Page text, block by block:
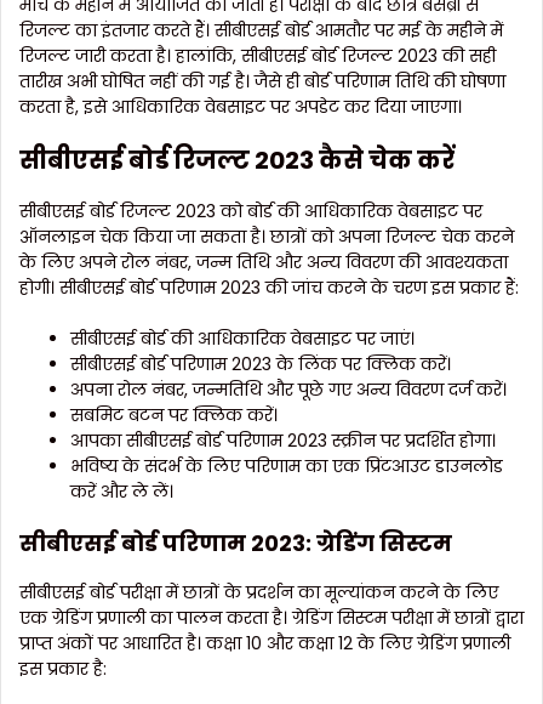
मार्च के महीने में आयोजित की जाती हैं। परीक्षा के बाद छात्र बेसब्री से
रिजल्ट का इंतजार करते हैं। सीबीएसई बोर्ड आमतौर पर मई के महीने में
रिजल्ट जारी करता है। हालांकि, सीबीएसई बोर्ड रिजल्ट 2023 की सही
तारीख अभी घोषित नहीं की गई है। जैसे ही बोर्ड परिणाम तिथि की घोषणा
करता है, इसे आधिकारिक वेबसाइट पर अपडेट कर दिया जाएगा।
सीबीएसई बोर्ड रिजल्ट 2023 कैसे चेक करें
सीबीएसई बोर्ड रिजल्ट 2023 को बोर्ड की आधिकारिक वेबसाइट पर
ऑनलाइन चेक किया जा सकता है। छात्रों को अपना रिजल्ट चेक करने
के लिए अपने रोल नंबर, जन्म तिथि और अन्य विवरण की आवश्यकता
होगी। सीबीएसई बोर्ड परिणाम 2023 की जांच करने के चरण इस प्रकार हैं:
सीबीएसई बोर्ड की आधिकारिक वेबसाइट पर जाएं।
सीबीएसई बोर्ड परिणाम 2023 के लिंक पर क्लिक करें।
अपना रोल नंबर, जन्मतिथि और पूछे गए अन्य विवरण दर्ज करें।
सबमिट बटन पर क्लिक करें।
आपका सीबीएसई बोर्ड परिणाम 2023 स्क्रीन पर प्रदर्शित होगा।
भविष्य के संदर्भ के लिए परिणाम का एक प्रिंटआउट डाउनलोड
करें और ले लें।
सीबीएसई बोर्ड परिणाम 2023: ग्रेडिंग सिस्टम
सीबीएसई बोर्ड परीक्षा में छात्रों के प्रदर्शन का मूल्यांकन करने के लिए
एक ग्रेडिंग प्रणाली का पालन करता है। ग्रेडिंग सिस्टम परीक्षा में छात्रों द्वारा
प्राप्त अंकों पर आधारित है। कक्षा 10 और कक्षा 12 के लिए ग्रेडिंग प्रणाली
इस प्रकार है: